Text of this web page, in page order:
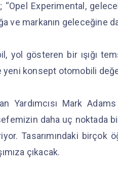
“Opel Experimental,
ve markanın geleceğine
yol gösteren bir ışığı
yeni konsept otomobili
Yardımcısı Mark
daha uç
Tasarımındaki birçok
çıkacak.